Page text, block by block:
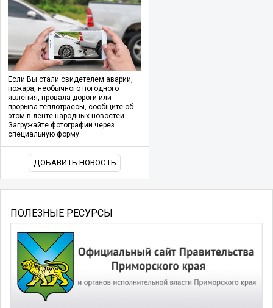
Если Вы стали свидетелем аварии,
пожара, необычного погодного
явления, провала дороги или
прорыва теплотрассы, сообщите об
этом в ленте народных новостей.
Загружайте фотографии через
специальную форму.
ДОБАВИТЬ НОВОСТЬ
ПОЛЕЗНЫЕ РЕСУРСЫ